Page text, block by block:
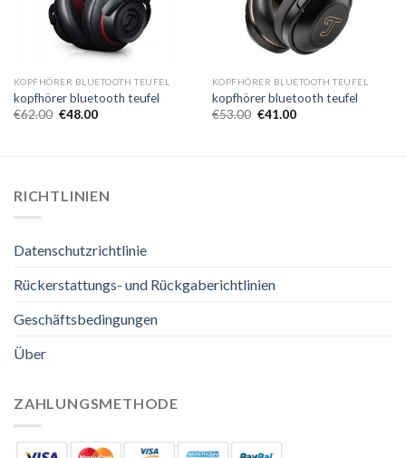
KOPFHÖRER BLUETOOTH TEUFEL
kopfhörer bluetooth teufel
€62.00 €48.00
KOPFHÖRER BLUETOOTH TEUFEL
kopfhörer bluetooth teufel
€53.00 €41.00
RICHTLINIEN
Datenschutzrichtlinie
Rückerstattungs- und Rückgaberichtlinien
Geschäftsbedingungen
Über
ZAHLUNGSMETHODE